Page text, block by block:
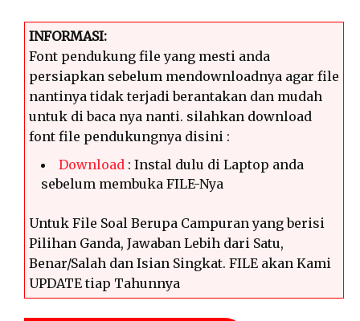
INFORMASI:
Font pendukung file yang mesti anda
persiapkan sebelum mendownloadnya agar file
nantinya tidak terjadi berantakan dan mudah
untuk di baca nya nanti. silahkan download
font file pendukungnya disini :
Download : Instal dulu di Laptop anda
sebelum membuka FILE-Nya
Untuk File Soal Berupa Campuran yang berisi
Pilihan Ganda, Jawaban Lebih dari Satu,
Benar/Salah dan Isian Singkat. FILE akan Kami
UPDATE tiap Tahunnya